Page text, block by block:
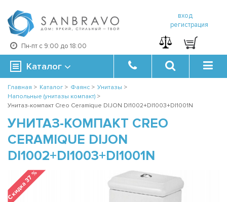
Пн-пт с 9:00 до 18:00
вход
регистрация
Каталог
Главная > Каталог > Фаянс > Унитазы >
Напольные (унитазы компакт) >
Унитаз-компакт Creo Ceramique DIJON DI1002+DI1003+DI1001N
УНИТАЗ-КОМПАКТ CREO
CERAMIQUE DIJON
DI1002+DI1003+DI1001N
Скидка 37 %